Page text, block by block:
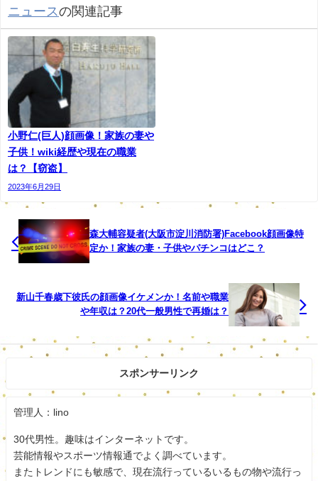
称・会社員の伊藤真一容疑者は今年2月、東京・世田
谷区のアパートで20代の女性が住む部屋のベランダ
に置かれた洗濯機から女性用の下着3点を盗んだ疑い
が持たれています。 道路に面したベランダを狙い犯
行に及んだとみられ、周辺の防犯カメラには伊藤容
疑者が洗濯機の中を物色する様子が映っていまし
た。 調べに対し、容疑を否認しているということで
すが、伊藤容疑者の自宅からは女性用の下着が50点
ほど見つかっていて、警視庁は同様の犯行を繰り返
していたとみて調べています。
ことで余罪もありそうですね。
近隣住民は迷惑だし心配だったと思います。逮捕されてよ
かったですね。
しっかり反省してほしいですね。
ニュースの関連記事
小野仁(巨人)顔画像！家族の妻や
子供！wiki経歴や現在の職業
は？【窃盗】
2023年6月29日
森大輔容疑者(大阪市淀川消防署)Facebook顔画像特
定か！家族の妻・子供やパチンコはどこ？
新山千春歳下彼氏の顔画像イケメンか！名前や職業
や年収は？20代一般男性で再婚は？
スポンサーリンク
管理人：lino
30代男性。趣味はインターネットです。
芸能情報やスポーツ情報通でよく調べています。
またトレンドにも敏感で、現在流行っているいるもの物や流行っ